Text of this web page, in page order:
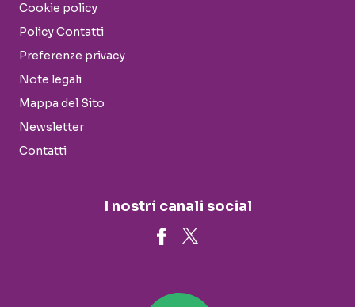
Cookie policy
Policy Contatti
Preferenze privacy
Note legali
Mappa del Sito
Newsletter
Contatti
I nostri canali social